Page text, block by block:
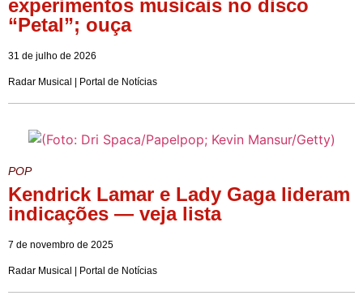
experimentos musicais no disco
“Petal”; ouça
31 de julho de 2026
Radar Musical | Portal de Notícias
POP
Kendrick Lamar e Lady Gaga lideram
indicações — veja lista
7 de novembro de 2025
Radar Musical | Portal de Notícias